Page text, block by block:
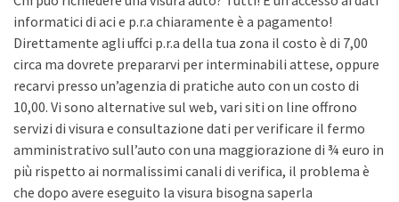
informatici di aci e p.r.a chiaramente è a pagamento!
Direttamente agli uffci p.r.a della tua zona il costo è di 7,00
circa ma dovrete prepararvi per interminabili attese, oppure
recarvi presso un’agenzia di pratiche auto con un costo di
10,00. Vi sono alternative sul web, vari siti on line offrono
servizi di visura e consultazione dati per verificare il fermo
amministrativo sull’auto con una maggiorazione di ¾ euro in
più rispetto ai normalissimi canali di verifica, il problema è
che dopo avere eseguito la visura bisogna saperla